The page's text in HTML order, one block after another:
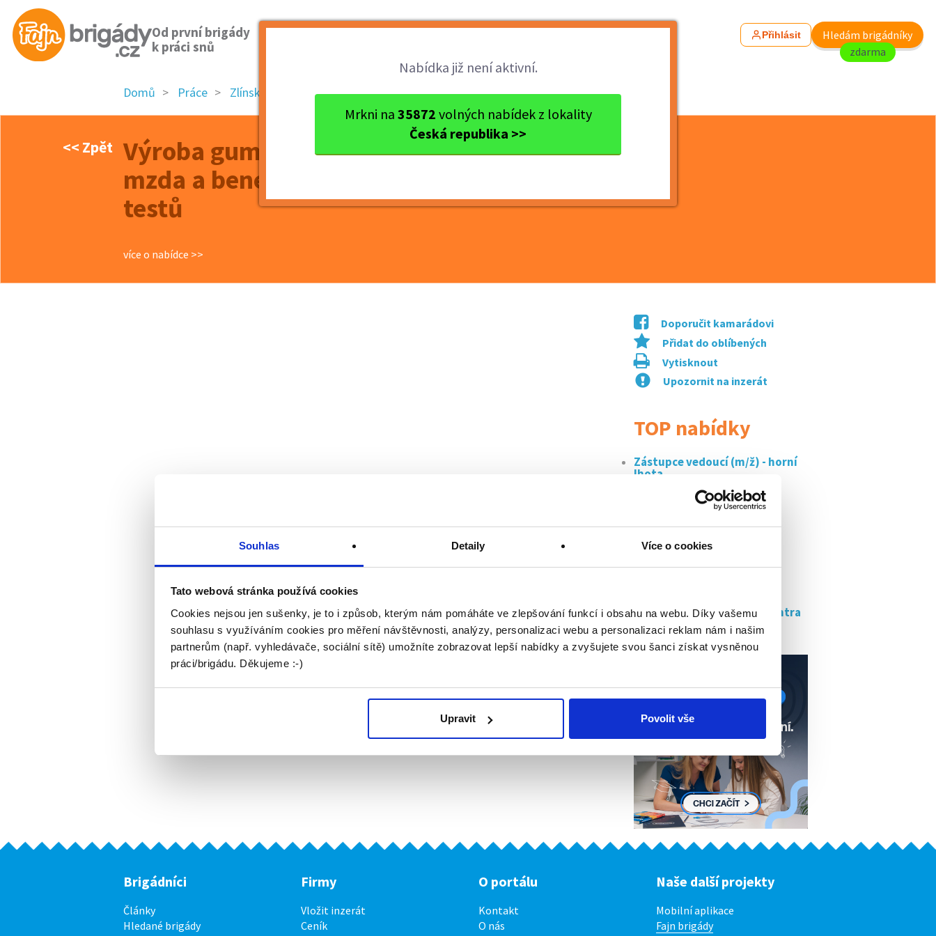
Souhlas Detaily Více o cookies
Tato webová stránka používá cookies
Cookies nejsou jen sušenky, je to i způsob, kterým nám pomáháte ve zlepšování funkcí i obsahu na webu. Díky vašemu
souhlasu s využíváním cookies pro měření návštěvnosti, analýzy, personalizaci webu a personalizaci reklam nám i našim
partnerům (např. vyhledávače, sociální sítě) umožníte zobrazovat lepší nabídky a zvyšujete svou šanci získat vysněnou
práci/brigádu. Děkujeme :-)
Upravit Povolit vše
Od první brigády
k práci snů
Přihlásit
Hledám brigádníky
zdarma
Nabídka již není aktivní.
Mrkni na 35872 volných nabídek z lokality
Česká republika >>
Domů Práce Zlínský kraj okres Zlín Otrokovice Výroba gumárenské směsi | z...
<< Zpět Výroba gumárenské směsi | zajímavá
mzda a benefity | ubytko | nástup bez
testů
více o nabídce >>
Doporučit kamarádovi
Přidat do oblíbených
Vytisknout
Upozornit na inzerát
TOP nabídky
Zástupce vedoucí (m/ž) - horní
lhota
Hlavní kuchař (možnost
otrokovice s...
Pracovník distribučního centra
amazon
Brigádníci
Články
Hledané brigády
Firmy
Vložit inzerát
Ceník
O portálu
Kontakt
O nás
Naše další projekty
Mobilní aplikace
Fajn brigády